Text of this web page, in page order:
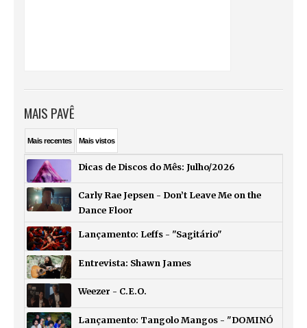
MAIS PAVÊ
Maisrecentes Maisvistos
Dicas de Discos do Mês: Julho/2026
Carly Rae Jepsen - Don’t Leave Me on the
Dance Floor
Lançamento: Leffs - "Sagitário"
Entrevista: Shawn James
Weezer - C.E.O.
Lançamento: Tangolo Mangos - "DOMINÓ